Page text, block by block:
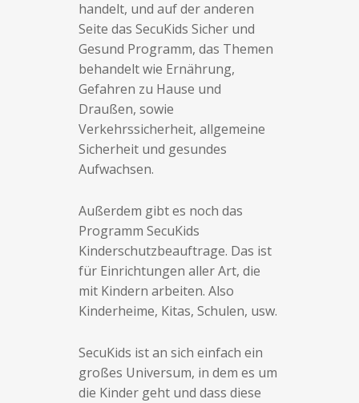
handelt, und auf der anderen
Seite das SecuKids Sicher und
Gesund Programm, das Themen
behandelt wie Ernährung,
Gefahren zu Hause und
Draußen, sowie
Verkehrssicherheit, allgemeine
Sicherheit und gesundes
Aufwachsen.
Außerdem gibt es noch das
Programm SecuKids
Kinderschutzbeauftrage. Das ist
für Einrichtungen aller Art, die
mit Kindern arbeiten. Also
Kinderheime, Kitas, Schulen, usw.
SecuKids ist an sich einfach ein
großes Universum, in dem es um
die Kinder geht und dass diese